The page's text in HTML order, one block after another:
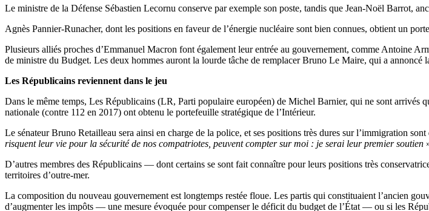
Le ministre de la Défense Sébastien Lecornu conserve par exemple son poste, tandis que Jean-Noël Barrot,
Agnès Pannier-Runacher, dont les positions en faveur de l’énergie nucléaire sont bien connues, obtient un
Plusieurs alliés proches d’Emmanuel Macron font également leur entrée au gouvernement, comme Antoine
de ministre du Budget. Les deux hommes auront la lourde tâche de remplacer Bruno Le Maire, qui a annoncé
Les Républicains reviennent dans le jeu
Dans le même temps, Les Républicains (LR, Parti populaire européen) de Michel Barnier, qui ne sont arrivés
nationale (contre 112 en 2017) ont obtenu le portefeuille stratégique de l’Intérieur.
Le sénateur Bruno Retailleau sera ainsi en charge de la police, et ses positions très dures sur l’immigration
risquent leur vie pour la sécurité de nos compatriotes, peuvent compter sur moi : je serai leur premier soutien
D’autres membres des Républicains — dont certains se sont fait connaître pour leurs positions très
territoires d’outre-mer.
La composition du nouveau gouvernement est longtemps restée floue. Les partis qui constituaient l’ancien
d’augmenter les impôts — une mesure évoquée pour compenser le déficit du budget de l’État — ou si les